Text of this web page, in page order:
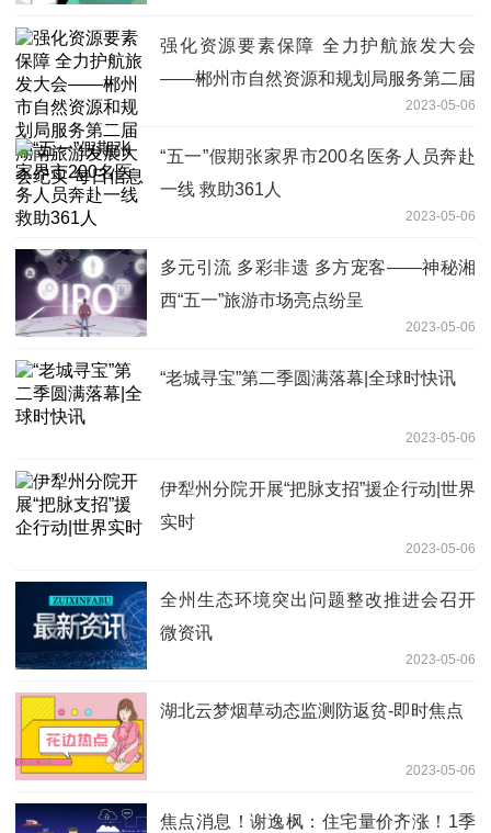
强化资源要素保障 全力护航旅发大会
——郴州市自然资源和规划局服务第二届
湖南旅游发展大会纪实-每日信息2023-05-06
“五一”假期张家界市200名医务人员奔赴
一线 救助361人
2023-05-06
多元引流 多彩非遗 多方宠客——神秘湘
西“五一”旅游市场亮点纷呈
2023-05-06
“老城寻宝”第二季圆满落幕|全球时快讯
2023-05-06
伊犁州分院开展“把脉支招”援企行动|世界
实时
2023-05-06
全州生态环境突出问题整改推进会召开
微资讯
2023-05-06
湖北云梦烟草动态监测防返贫-即时焦点
2023-05-06
焦点消息！谢逸枫：住宅量价齐涨！1季